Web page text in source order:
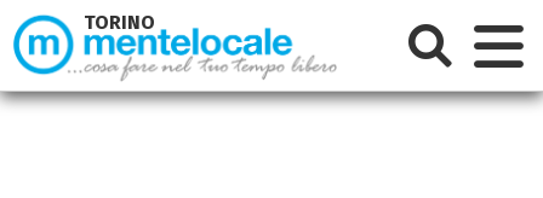
TORINO